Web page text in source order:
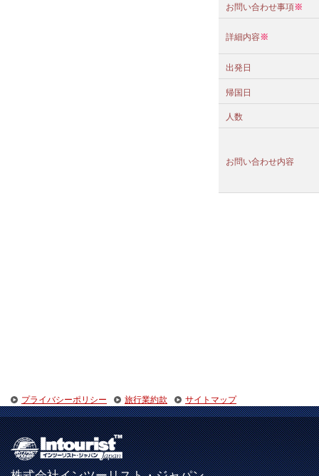
お問い合わせ事項※
詳細内容※
出発日
帰国日
人数
お問い合わせ内容
プライバシーポリシー 旅行業約款 サイトマップ